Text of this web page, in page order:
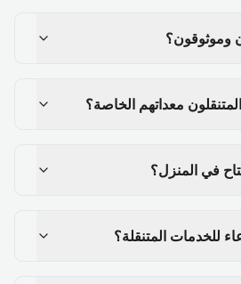
وموثوقون؟
معداتهم الخاصة؟
في المنزل؟
للخدمات المتنقلة؟